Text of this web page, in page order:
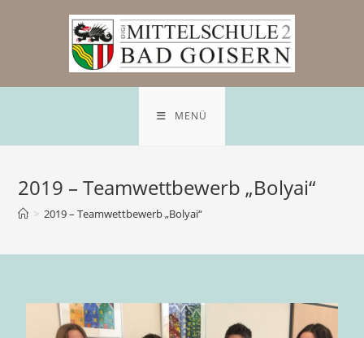
MENÜ
2019 – Teamwettbewerb „Bolyai“
> 2019 – Teamwettbewerb „Bolyai“